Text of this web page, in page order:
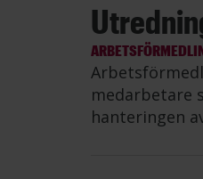
medarbetare
hanteringen